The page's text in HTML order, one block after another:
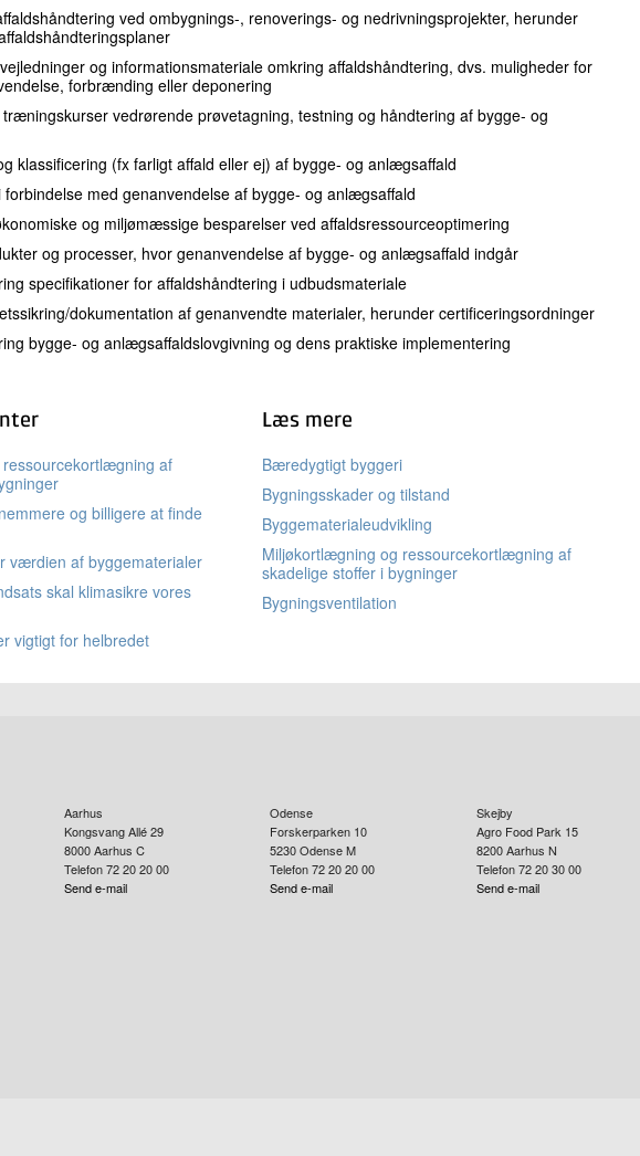
ved ombygnings-, renoverings- og nedrivningsprojekter, herunder
og informationsmateriale omkring affaldshåndtering, dvs. muligheder for
forbrænding eller deponering
vedrørende prøvetagning, testning og håndtering af bygge- og
klassificering (fx farligt affald eller ej) af bygge- og anlægsaffald
forbindelse med genanvendelse af bygge- og anlægsaffald
og miljømæssige besparelser ved affaldsressourceoptimering
og processer, hvor genanvendelse af bygge- og anlægsaffald indgår
specifikationer for affaldshåndtering i udbudsmateriale
dokumentation af genanvendte materialer, herunder certificeringsordninger
bygge- og anlægsaffaldslovgivning og dens praktiske implementering
af
og billigere at finde
værdien af byggematerialer
skal klimasikre vores
vigtigt for helbredet
Læs mere
Bæredygtigt byggeri
Bygningsskader og tilstand
Byggematerialeudvikling
Miljøkortlægning og ressourcekortlægning af
skadelige stoffer i bygninger
Bygningsventilation
Aarhus
Kongsvang Allé 29
8000 Aarhus C
Telefon 72 20 20 00
Send e-mail
Odense
Forskerparken 10
5230 Odense M
Telefon 72 20 20 00
Send e-mail
Skejby
Agro Food Park 15
8200Aarhus N
Telefon 72 20 30 00
Send e-mail